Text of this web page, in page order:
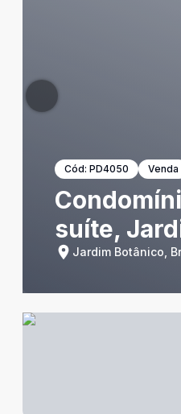
Cód: PD4050 Venda
suíte,
Jardim Botânico,